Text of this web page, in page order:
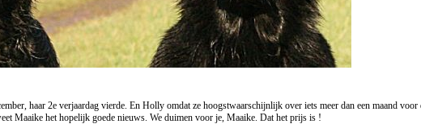
haar 2e verjaardag vierde. En Holly omdat ze hoogstwaarschijnlijk over iets meer dan een maand voor
Maaike het hopelijk goede nieuws. We duimen voor je, Maaike. Dat het prijs is !